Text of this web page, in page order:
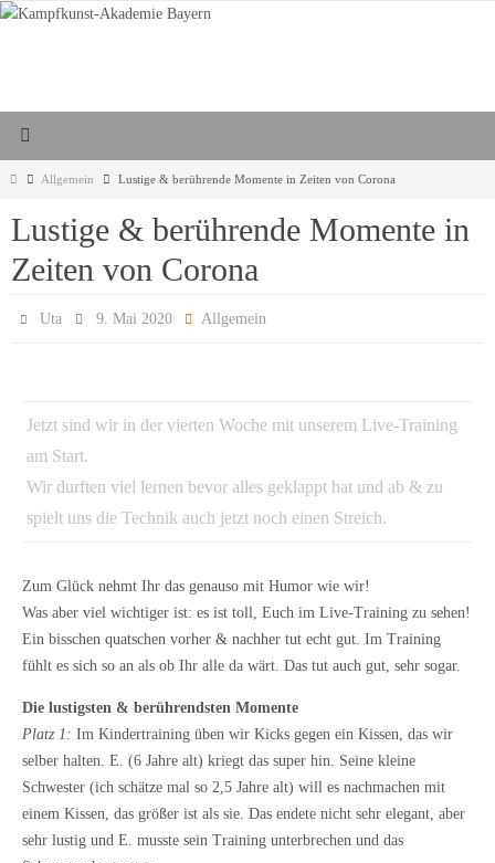
Zum
StartAllgemein Lustige & berührende Momente in Zeiten von Corona
Lustige & berührende Momente in
Zeiten von Corona
Uta 9. Mai 2020 Allgemein
Jetzt sind wir in der vierten Woche mit unserem Live-Training
am Start.
Wir durften viel lernen bevor alles geklappt hat und ab & zu
spielt uns die Technik auch jetzt noch einen Streich.
Zum Glück nehmt Ihr das genauso mit Humor wie wir!
Was aber viel wichtiger ist: es ist toll, Euch im Live-Training zu sehen!
Ein bisschen quatschen vorher & nachher tut echt gut. Im Training
fühlt es sich so an als ob Ihr alle da wärt. Das tut auch gut, sehr sogar.
Die lustigsten & berührendsten Momente
Platz 1: Im Kindertraining üben wir Kicks gegen ein Kissen, das wir
selber halten. E. (6 Jahre alt) kriegt das super hin. Seine kleine
Schwester (ich schätze mal so 2,5 Jahre alt) will es nachmachen mit
einem Kissen, das größer ist als sie. Das endete nicht sehr elegant, aber
sehr lustig und E. musste sein Training unterbrechen und das